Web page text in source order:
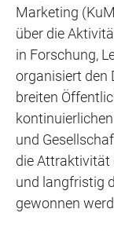
Marketing
über die
in Forschung,
organisiert den
breiten
und
die Attraktivität
und langfristig
gewonnen